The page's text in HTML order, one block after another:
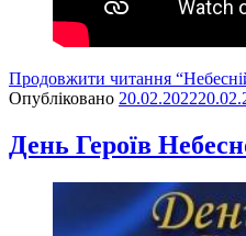
Продовжити читання
Опубліковано 20.02.2022
День Героїв